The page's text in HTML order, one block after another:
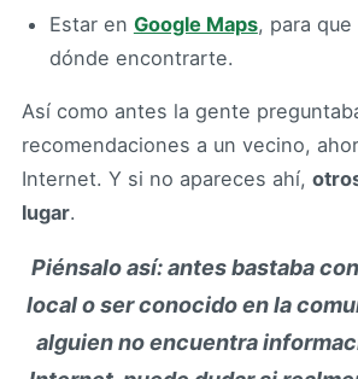
Estar en Google Maps, para
dónde encontrarte.
Así como antes la gente
recomendaciones a un vecino,
Internet. Y si no apareces ahí,
lugar.
Piénsalo así: antes bastaba
local o ser conocido en la
alguien no encuentra